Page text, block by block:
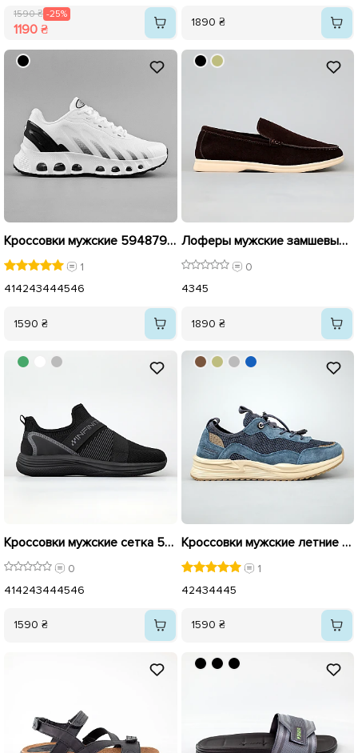
1590 ₴ -25%
1190 ₴ 1890 ₴
Кроссовки мужские 594879 Белые
1
414243444546
1590 ₴
Лоферы мужские замшевые 594777 Коричневые
0
4345
1890 ₴
Кроссовки мужские сетка 594642 Черные
0
414243444546
1590 ₴
Кроссовки мужские летние 594373 Синие с коричневым
1
42434445
1590 ₴